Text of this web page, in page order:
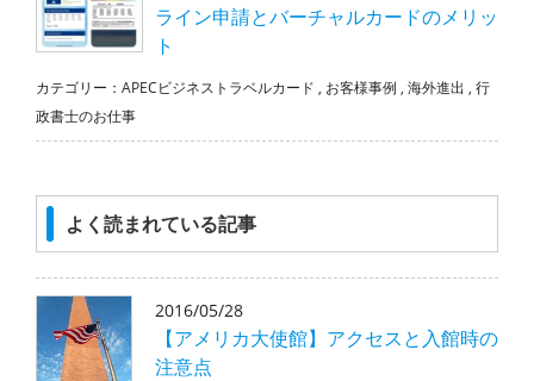
ライン申請とバーチャルカードのメリッ
ト
カテゴリー： APECビジネストラベルカード , お客様事例 , 海外進出 , 行
政書士のお仕事
よく読まれている記事
2016/05/28
【アメリカ大使館】アクセスと入館時の
注意点